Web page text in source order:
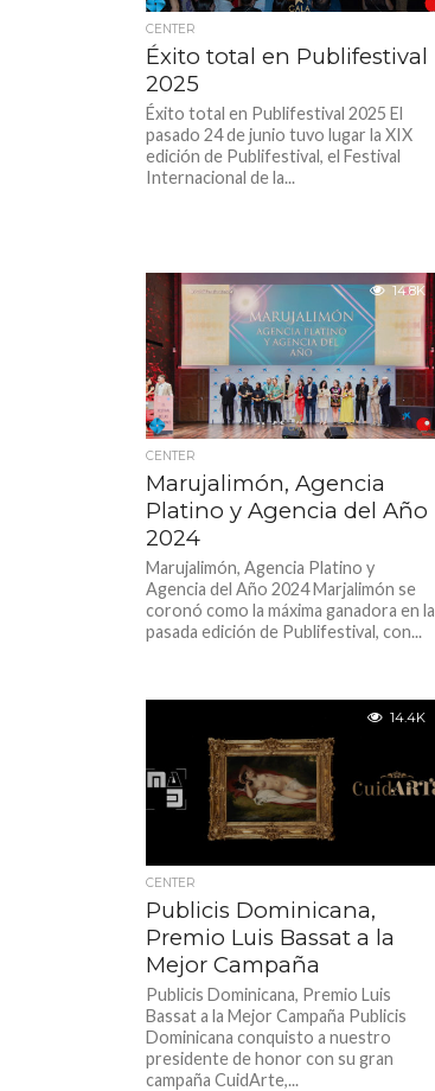
CENTER
Éxito total en Publifestival
2025
Éxito total en Publifestival 2025 El
pasado 24 de junio tuvo lugar la XIX
edición de Publifestival, el Festival
Internacional de la...
14.8K
CENTER
Marujalimón, Agencia
Platino y Agencia del Año
2024
Marujalimón, Agencia Platino y
Agencia del Año 2024 Marjalimón se
coronó como la máxima ganadora en la
pasada edición de Publifestival, con...
14.4K
CENTER
Publicis Dominicana,
Premio Luis Bassat a la
Mejor Campaña
Publicis Dominicana, Premio Luis
Bassat a la Mejor Campaña Publicis
Dominicana conquisto a nuestro
presidente de honor con su gran
campaña CuidArte,...